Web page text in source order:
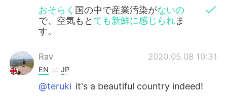
おそらく 国の中で産業汚染がないの
で、空気もと ても新鮮に感じられま
す。
Rav 2020.05.08 10:31
EN JP
@teruki it's a beautiful country indeed!